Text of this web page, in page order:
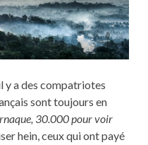
y a des compatriotes
sont toujours en
30.000 pour voir
hein, ceux qui ont payé